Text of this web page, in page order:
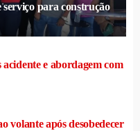
para construção
e abordagem com
volante após desobedecer